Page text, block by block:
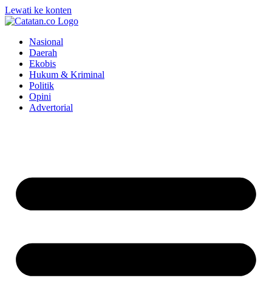
Lewati ke konten
Nasional
Daerah
Ekobis
Hukum & Kriminal
Politik
Opini
Advertorial